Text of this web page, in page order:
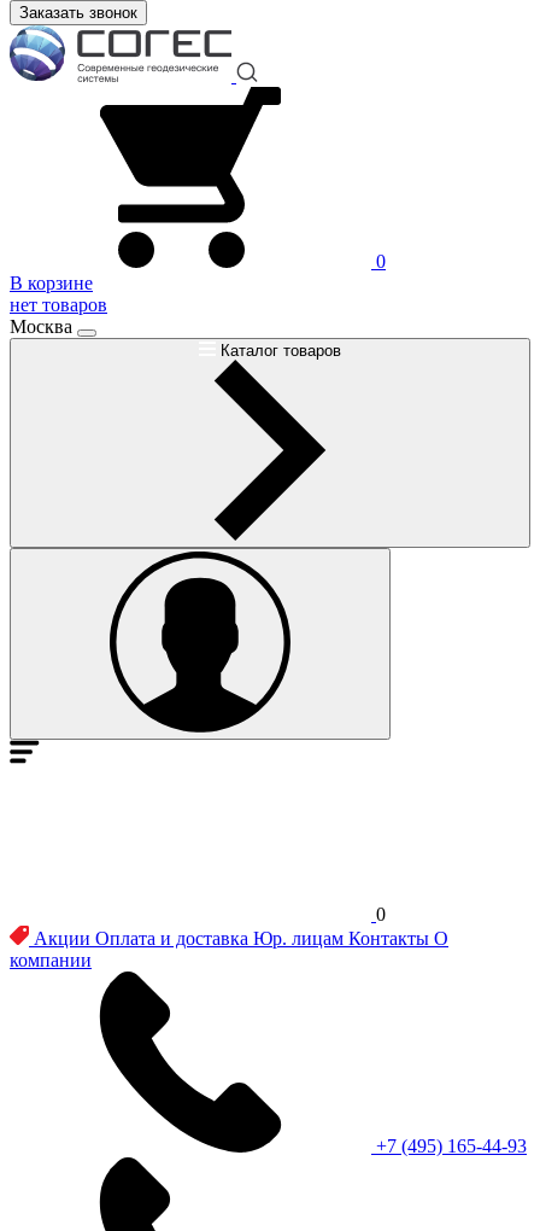
Заказать звонок
0
В корзине
нет товаров
Москва
Каталог товаров
0
Акции Оплата и доставка Юр. лицам Контакты О
компании
+7 (495) 165-44-93